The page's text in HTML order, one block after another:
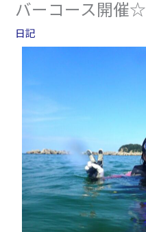
バーコース開催☆
日記